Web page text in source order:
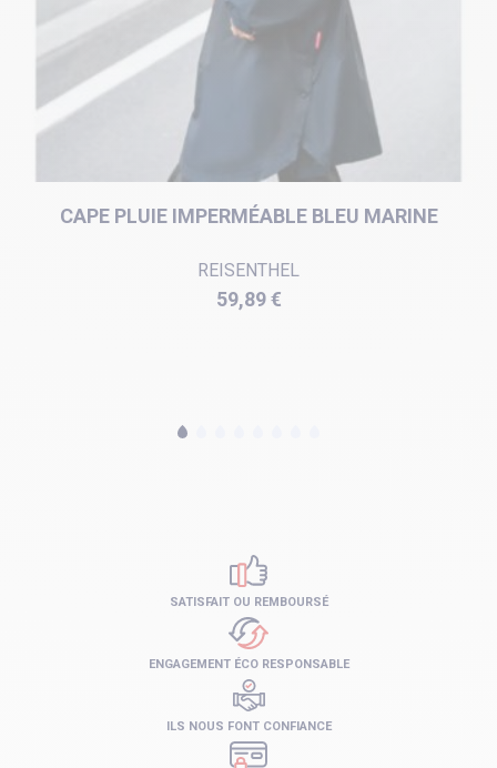
CAPE PLUIE IMPERMÉABLE BLEU MARINE
REISENTHEL
Prix
59,89 €
SATISFAIT OU REMBOURSÉ
ENGAGEMENT ÉCO RESPONSABLE
ILS NOUS FONT CONFIANCE